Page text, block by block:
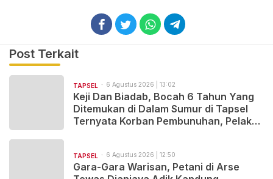
Post Terkait
TAPSEL 6 Agustus 2026 | 13:02
Keji Dan Biadab, Bocah 6 Tahun Yang
Ditemukan di Dalam Sumur di Tapsel
Ternyata Korban Pembunuhan, Pelaku
TAPSEL 6 Agustus 2026 | 12:50
Gara-Gara Warisan, Petani di Arse